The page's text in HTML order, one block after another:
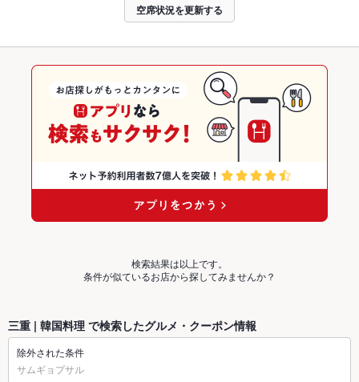
空席状況を更新する
検索結果は以上です。
条件が似ているお店から探してみませんか？
三重 | 韓国料理 で検索したグルメ・クーポン情報
除外された条件
サムギョプサル